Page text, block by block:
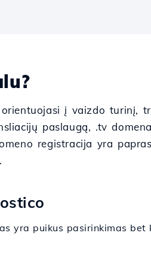
į vaizdo turinį,
paslaugą, .tv
registracija yra
yra puikus pasirinkimas